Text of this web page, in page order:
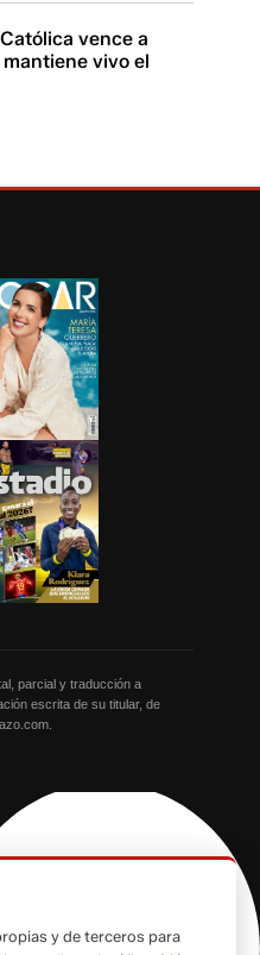
vence a
vivo el
parcial y traducción a
escrita de su titular, de
y de terceros para